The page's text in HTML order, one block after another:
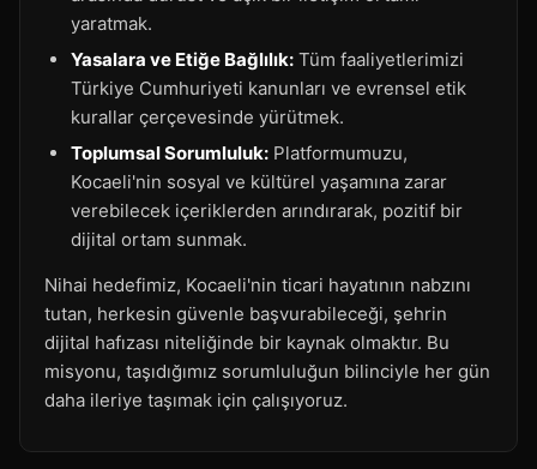
yaratmak.
Yasalara ve Etiğe Bağlılık: Tüm faaliyetlerimizi
Türkiye Cumhuriyeti kanunları ve evrensel etik
kurallar çerçevesinde yürütmek.
Toplumsal Sorumluluk: Platformumuzu,
Kocaeli'nin sosyal ve kültürel yaşamına zarar
verebilecek içeriklerden arındırarak, pozitif bir
dijital ortam sunmak.
Nihai hedefimiz, Kocaeli'nin ticari hayatının nabzını
tutan, herkesin güvenle başvurabileceği, şehrin
dijital hafızası niteliğinde bir kaynak olmaktır. Bu
misyonu, taşıdığımız sorumluluğun bilinciyle her gün
daha ileriye taşımak için çalışıyoruz.